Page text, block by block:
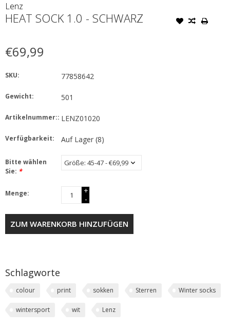
Lenz
HEAT SOCK 1.0 - SCHWARZ
€69,99
SKU: 77858642
Gewicht: 501
Artikelnummer:: LENZ01020
Verfügbarkeit: Auf Lager(8)
Bitte wählen
Sie: *
Menge:
+
-
ZUM WARENKORB HINZUFÜGEN
Schlagworte
colour print sokken Sterren Winter socks
wintersport wit Lenz